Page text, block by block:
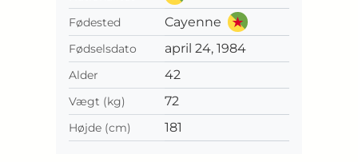
Fødested
Cayenne
Fødselsdato april 24, 1984
Alder 42
Vægt (kg) 72
Højde (cm) 181